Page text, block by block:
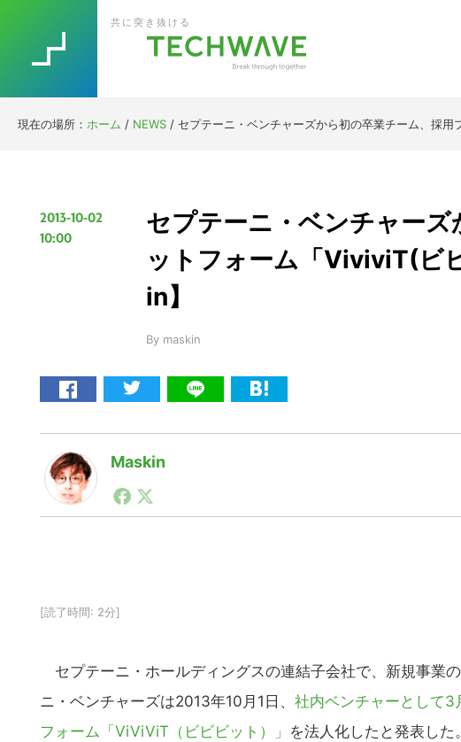
to
primary
to
main
to
primary
to
footer
共に突き抜ける
現在の場所： ホーム / NEWS / セプテーニ・ベンチャーズから初の卒業チーム、採
2013-10-02
10:00
セプテーニ・ベンチャー
ットフォーム「ViviviT(ビ
in】
By maskin
Maskin
1990年代初頭から記者としてまた起業家としてITスタートアップ
る。シリコンバレーやEU等でのスタートアップを経験。日本では
[読了時間: 2分]
セプテーニ・ホールディングスの連結子会社で、新規事業
ニ・ベンチャーズは2013年10月1日、 社内ベンチャーとして3
フォーム「ViViViT（ビビビット）」 を法人化したと発表し